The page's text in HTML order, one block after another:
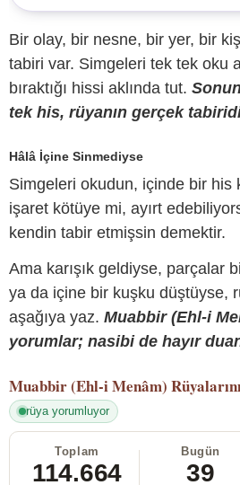
Bir olay, bir nesne, bir yer, bir
tabiri var. Simgeleri tek tek oku
bıraktığı hissi aklında tut.
tek his, rüyanın gerçek
Hâlâ İçine Sinmediyse
Simgeleri okudun, içinde bir his
işaret kötüye mi, ayırt
kendin tabir etmişsin demektir.
Ama karışık geldiyse, parçalar
ya da içine bir kuşku düştüyse,
aşağıya yaz. Muabbir (Ehl-i
yorumlar; nasibi de hayır
Muabbir (Ehl-i Menâm)
rüya yorumluyor
Toplam
114.664
Bugün
39